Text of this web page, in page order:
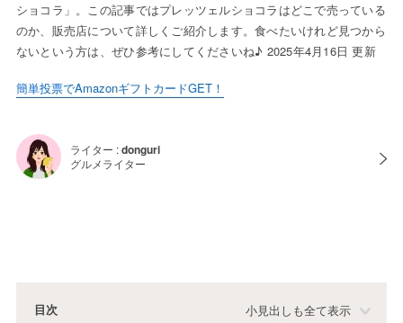
ショコラ」。この記事ではプレッツェルショコラはどこで売っている
のか、販売店について詳しくご紹介します。食べたいけれど見つから
ないという方は、ぜひ参考にしてくださいね♪ 2025年4月16日 更新
簡単投票でAmazonギフトカードGET！
ライター :donguri
グルメライター
目次 小見出しも全て表示